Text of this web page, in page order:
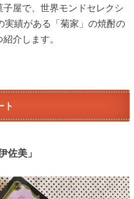
屋で、世界モンドセレクシ
実績がある「菊家」の焼酎の
介します。
ト
佐美」